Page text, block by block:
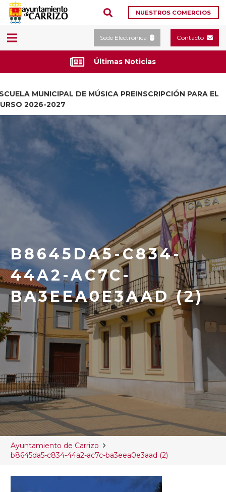
NUESTROS COMERCIOS
Sede Electrónica Contacto
Últimas Noticias
MUNICIPAL DE MÚSICA PREINSCRIPCIÓN PARA EL
2026-2027
B8645DA5-C834-
44A2-AC7C-
BA3EEA0E3AAD (2)
Ayuntamiento de Carrizo
b8645da5-c834-44a2-ac7c-ba3eea0e3aad (2)